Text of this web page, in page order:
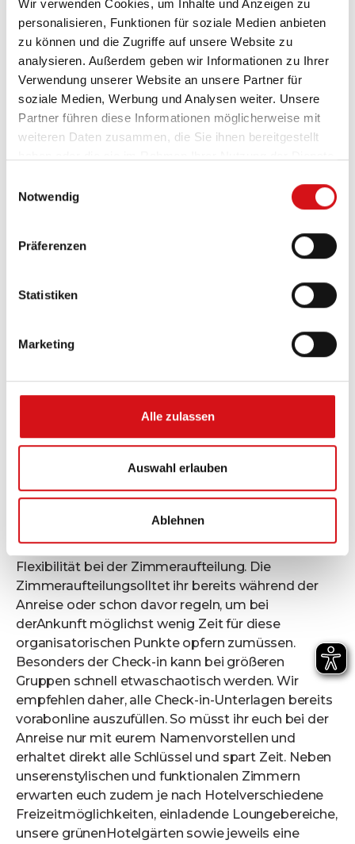
Wir verwenden Cookies, um Inhalte und Anzeigen zu
personalisieren, Funktionen für soziale Medien anbieten
zu können und die Zugriffe auf unsere Website zu
analysieren. Außerdem geben wir Informationen zu Ihrer
Verwendung unserer Website an unsere Partner für
soziale Medien, Werbung und Analysen weiter. Unsere
Partner führen diese Informationen möglicherweise mit
weiteren Daten zusammen, die Sie ihnen bereitgestellt
Notwendig
Präferenzen
Statistiken
Marketing
Alle zulassen
Auswahl erlauben
Ablehnen
einen nachhaltigen Lernerfolg. Vormittagseignen
sich Unterrichtseinheiten oder thematische
Workshops, währendnachmittags Stadtführungen,
Museumsbesuche oder kreative Aktivitäten wie
Kunst-& Kultur-Workshops das Gelernte vertiefen
können. So lassen sichtheoretische und praktische
Elemente optimal verbinden und aufeinander
Parks oder Cafés, Bootstouren oder Besuche von
Kiezmärkten, um ein abwechslungsreiches und
Ob ihr dabei als Gruppe verschiedene Ecken der
Stadt erkundet oder generelle Freizeit einplant, in
der sich die Teilnehmenden frei durch die Stadt
bewegen, sollte vorab in der Gruppe abgesprochen
Vorteile eines gruppenfreundlichen Hotels
erleichtert den Zugang zu den Hauptattraktionen
unser Haus amKudamm
auch das
Herzen Berlins. Damitseid ihr bestens an den
ÖPNV angebunden und erreicht alle Viertel
undHighlights der Stadt schnell und unkompliziert.
aufReisegruppen abgestimmt. Ob Doppel- oder 6-
Personen-Zimmer: aletto bietet euchdie maximale
Flexibilität bei der Zimmeraufteilung. Die
Zimmeraufteilungsolltet ihr bereits während der
Anreise oder schon davor regeln, um bei
derAnkunft möglichst wenig Zeit für diese
organisatorischen Punkte opfern zumüssen.
Besonders der Check-in kann bei größeren
Gruppen schnell etwaschaotisch werden. Wir
empfehlen daher, alle Check-in-Unterlagen bereits
vorabonline auszufüllen. So müsst ihr euch bei der
Anreise nur mit eurem Namenvorstellen und
erhaltet direkt alle Schlüssel und spart Zeit. Neben
unserenstylischen und funktionalen Zimmern
erwarten euch zudem je nach Hotelverschiedene
Freizeitmöglichkeiten, einladende Loungebereiche,
unsere grünenHotelgärten sowie jeweils eine